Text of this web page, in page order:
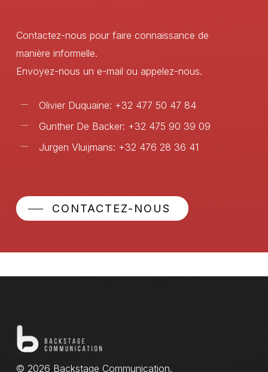
Contactez-nous pour faire connaissance de
manière informelle.
Envoyez-nous un e-mail ou appelez-nous.
Olivier Duquaine: +32 477 50 47 84
Gunther De Backer: +32 475 90 39 09
Jurgen Vluijmans: +32 476 28 36 41
CONTACTEZ-NOUS
© 2026 Backstage Communication.